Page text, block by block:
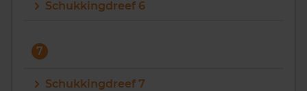
Schukkingdreef 6
7
Schukkingdreef 7